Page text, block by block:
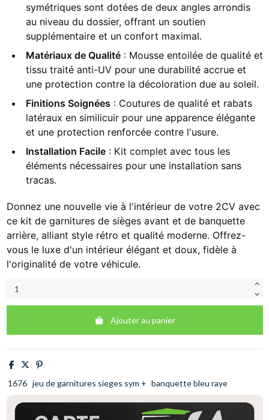
symétriques sont dotées de deux angles arrondis
au niveau du dossier, offrant un soutien
supplémentaire et un confort maximal.
Matériaux de Qualité: Mousse entoilée de qualité et
tissu traité anti-UV pour une durabilité accrue et
une protection contre la décoloration due au soleil.
Finitions Soignées : Coutures de qualité et rabats
latéraux en similicuir pour une apparence élégante
et une protection renforcée contre l'usure.
Installation Facile: Kit complet avec tous les
éléments nécessaires pour une installation sans
tracas.
Donnez une nouvelle vie à l'intérieur de votre 2CV avec
ce kit de garnitures de sièges avant et de banquette
arrière, alliant style rétro et qualité moderne. Offrez-
vous le luxe d'un intérieur élégant et doux, fidèle à
l'originalité de votre véhicule.
Ajouter au panier
1676 jeu de garnitures sieges sym + banquette bleu raye